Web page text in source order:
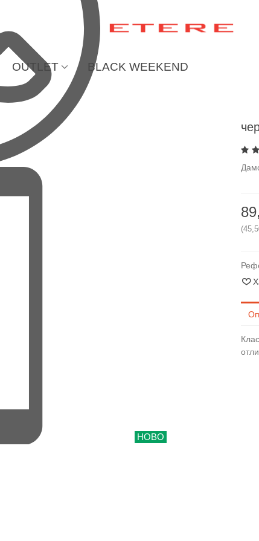
OUTLET BLACK WEEKEND
НОВО